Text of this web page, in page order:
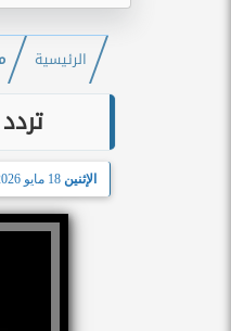
الرئيسية
الإثنين 18 مايو 2026